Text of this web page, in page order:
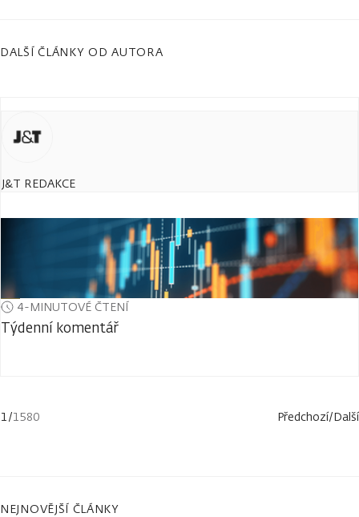
DALŠÍ ČLÁNKY OD AUTORA
J&T REDAKCE
4-MINUTOVÉ ČTENÍ
Týdenní komentář
1/1580 Předchozí/Další
NEJNOVĚJŠÍ ČLÁNKY